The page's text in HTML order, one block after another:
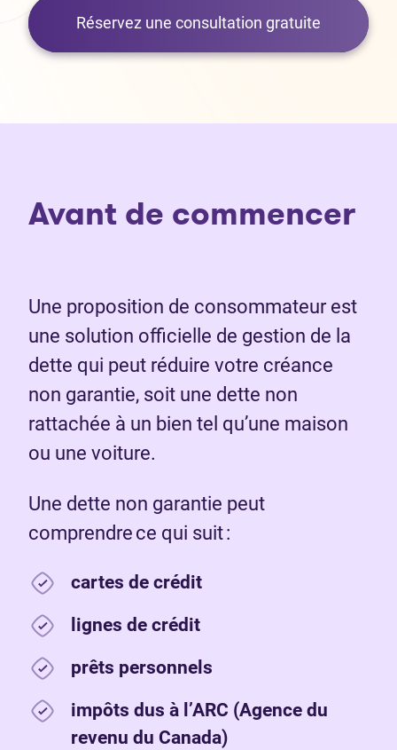
Réservez une consultation gratuite
Avant de commencer
Une proposition de consommateur est
une solution officielle de gestion de la
dette qui peut réduire votre créance
non garantie, soit une dette non
rattachée à un bien tel qu’une maison
ou une voiture.
Une dette non garantie peut
comprendre ce qui suit :
cartes de crédit
lignes de crédit
prêts personnels
impôts dus à l’ARC (Agence du
revenu du Canada)